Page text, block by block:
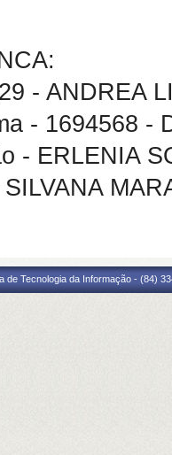
- ANDREA
- 1694568 -
- ERLENIA
de Tecnologia da Informação - (84)